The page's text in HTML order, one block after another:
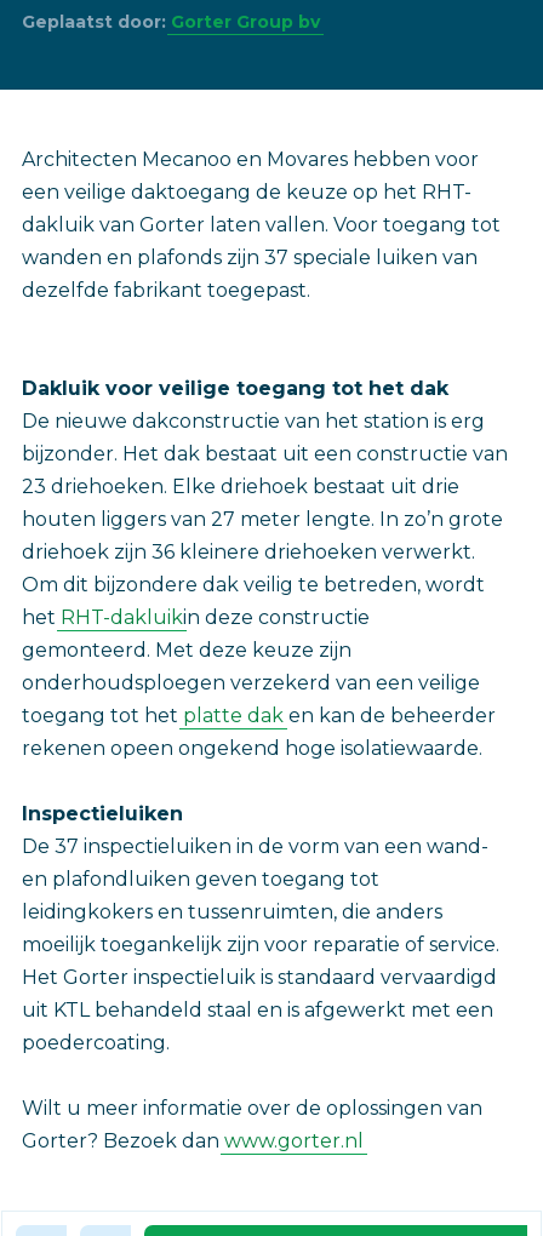
Geplaatst door: Gorter Group bv
Architecten Mecanoo en Movares hebben voor
een veilige daktoegang de keuze op het RHT-
dakluik van Gorter laten vallen. Voor toegang tot
wanden en plafonds zijn 37 speciale luiken van
dezelfde fabrikant toegepast.
Dakluik voor veilige toegang tot het dak
De nieuwe dakconstructie van het station is erg
bijzonder. Het dak bestaat uit een constructie van
23 driehoeken. Elke driehoek bestaat uit drie
houten liggers van 27 meter lengte. In zo’n grote
driehoek zijn 36 kleinere driehoeken verwerkt.
Om dit bijzondere dak veilig te betreden, wordt
het RHT-dakluikin deze constructie
gemonteerd. Met deze keuze zijn
onderhoudsploegen verzekerd van een veilige
toegang tot het platte dak en kan de beheerder
rekenen opeen ongekend hoge isolatiewaarde.
Inspectieluiken
De 37 inspectieluiken in de vorm van een wand-
en plafondluiken geven toegang tot
leidingkokers en tussenruimten, die anders
moeilijk toegankelijk zijn voor reparatie of service.
Het Gorter inspectieluik is standaard vervaardigd
uit KTL behandeld staal en is afgewerkt met een
poedercoating.
Wilt u meer informatie over de oplossingen van
Gorter? Bezoek dan www.gorter.nl